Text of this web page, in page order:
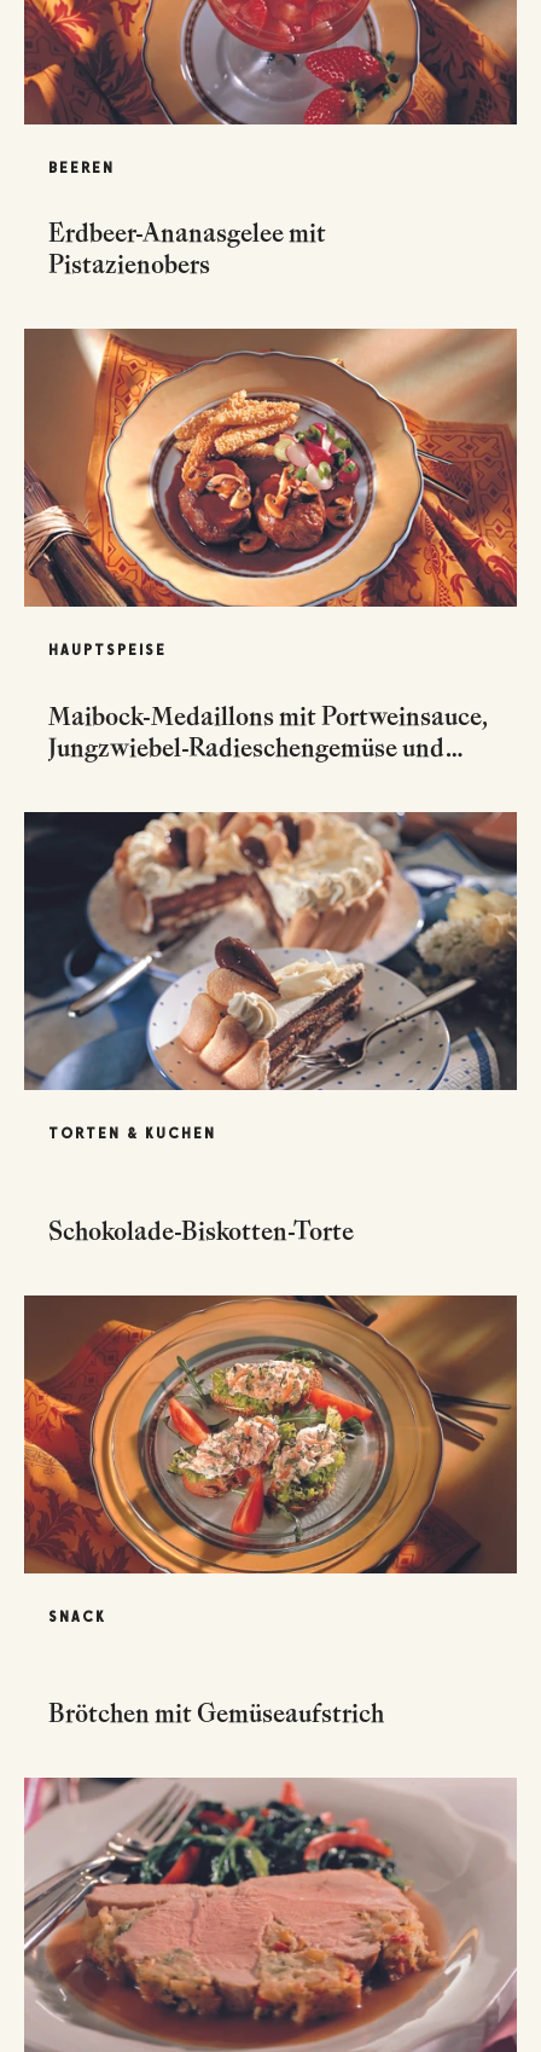
BEEREN
Erdbeer-Ananasgelee mit
Pistazienobers
HAUPTSPEISE
Maibock-Medaillons mit Portweinsauce,
Jungzwiebel-Radieschengemüse und
TORTEN & KUCHEN
Schokolade-Biskotten-Torte
SNACK
Brötchen mit Gemüseaufstrich